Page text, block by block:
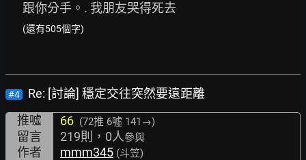
跟你分手。. 我朋友哭得死去
(還有505個字)
#4
Re: [討論] 穩定交往突然要遠距離
推噓
66 (72推 6噓 141→)
留言 219則，0人參與
作者 mmm345 (斗笠)